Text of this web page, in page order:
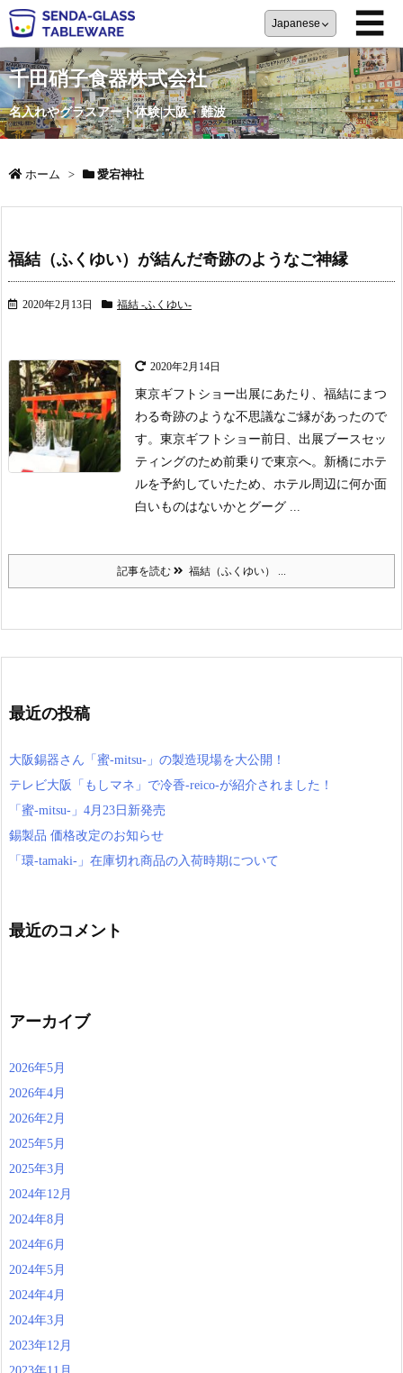
☰
千田硝子食器株式会社
名入れやグラスアート体験|大阪・難波
ホーム > 愛宕神社
福結（ふくゆい）が結んだ奇跡のようなご神縁
2020年2月13日 福結 -ふくゆい-
2020年2月14日
東京ギフトショー出展にあたり、福結にまつ
わる奇跡のような不思議なご縁があったので
す。 東京ギフトショー前日、出展ブースセッ
ティングのため前乗りで東京へ。 新橋にホテ
ルを予約していたため、ホテル周辺に何か面
白いものはないかとグーグ ...
記事を読む 福結（ふくゆい） ...
最近の投稿
大阪錫器さん「蜜-mitsu-」の製造現場を大公開！
テレビ大阪「もしマネ」で冷香-reico-が紹介されました！
「蜜-mitsu-」4月23日新発売
錫製品 価格改定のお知らせ
「環-tamaki-」在庫切れ商品の入荷時期について
最近のコメント
アーカイブ
2026年5月
2026年4月
2026年2月
2025年5月
2025年3月
2024年12月
2024年8月
2024年6月
2024年5月
2024年4月
2024年3月
2023年12月